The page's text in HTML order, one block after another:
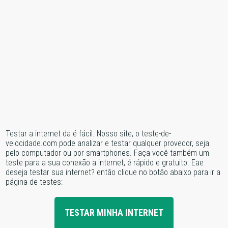
Testar a internet da é fácil. Nosso site, o teste-de-
velocidade.com pode analizar e testar qualquer provedor, seja
pelo computador ou por smartphones. Faça você também um
teste para a sua conexão a internet, é rápido e gratuito. Eae
deseja testar sua internet? então clique no botão abaixo para ir a
página de testes:
TESTAR MINHA INTERNET